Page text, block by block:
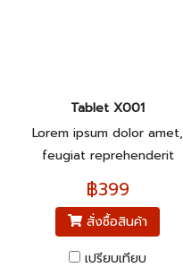
Tablet X001
Lorem ipsum dolor amet,
feugiat reprehenderit
pariatur.
฿399
สั่งซื้อสินค้า
เปรียบเทียบ